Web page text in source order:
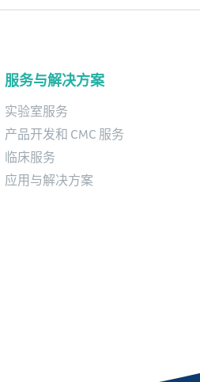
服务与解决方案
实验室服务
产品开发和 CMC 服务
临床服务
应用与解决方案